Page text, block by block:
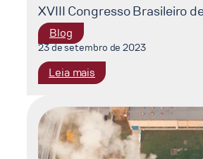
XVIII Congresso Brasileiro
Blog
23 de setembro de 2023
Leia mais
XVIII
Congresso
Brasileiro
Energia